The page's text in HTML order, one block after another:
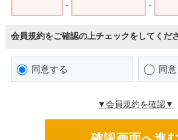
- -
会員規約をご確認の上チェックをしてくだ
同意する 同
▼会員規約を確認▼